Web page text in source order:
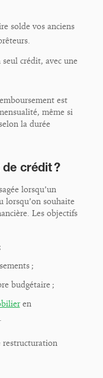
solde vos anciens
crédit, avec une
est
même si
la durée
crédit ?
lorsqu’un
lorsqu’on souhaite
Les objectifs
;
budgétaire ;
en
restructuration